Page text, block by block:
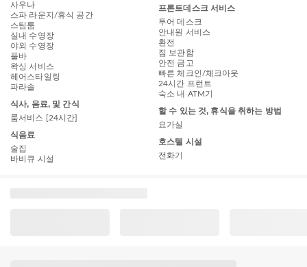
사우나
스파 라운지/휴식 공간
스팀룸
실내 수영장
야외 수영장
풀바
왁싱 서비스
헤어스타일링
파라솔
식사, 음료, 및 간식
룸서비스 [24시간]
식음료
술집
바비큐 시설
프론트데스크 서비스
투어 데스크
안내원 서비스
환전
짐 보관함
안전 금고
빠른 체크인/체크아웃
24시간 프런트
숙소 내 ATM기
할 수 있는 것, 휴식을 취하는 방법
요가실
호스텔 시설
전화기